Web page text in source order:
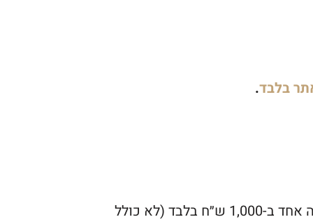
בלבד.
, לרוכשי כרטיסיית בוטוקס או הזרקת בוטוקס בודדת, תנתן אפשרות לרכישת מזרק חומצה אחד ב-1,000 ש״ח בלבד (לא כולל